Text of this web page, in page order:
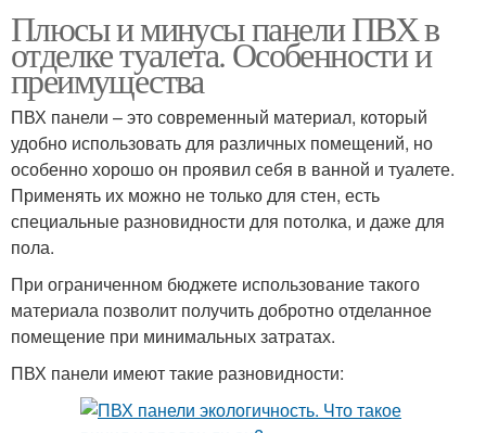
Плюсы и минусы панели ПВХ в
отделке туалета. Особенности и
преимущества
ПВХ панели – это современный материал, который
удобно использовать для различных помещений, но
особенно хорошо он проявил себя в ванной и туалете.
Применять их можно не только для стен, есть
специальные разновидности для потолка, и даже для
пола.
При ограниченном бюджете использование такого
материала позволит получить добротно отделанное
помещение при минимальных затратах.
ПВХ панели имеют такие разновидности: